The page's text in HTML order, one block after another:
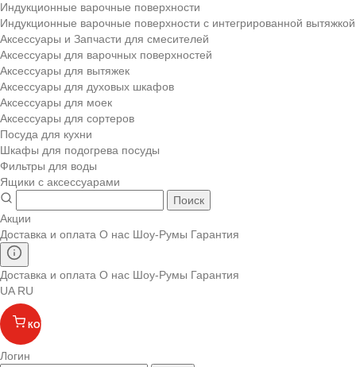
Индукционные варочные поверхности
Индукционные варочные поверхности с интегрированной вытяжкой
Аксессуары и Запчасти для смесителей
Аксессуары для варочных поверхностей
Аксессуары для вытяжек
Аксессуары для духовых шкафов
Аксессуары для моек
Аксессуары для сортеров
Посуда для кухни
Шкафы для подогрева посуды
Фильтры для воды
Ящики с аксессуарами
Поиск
Акции
Доставка и оплата О нас Шоу-Румы Гарантия
Доставка и оплата О нас Шоу-Румы Гарантия
UA RU
КОРЗИНА
Логин